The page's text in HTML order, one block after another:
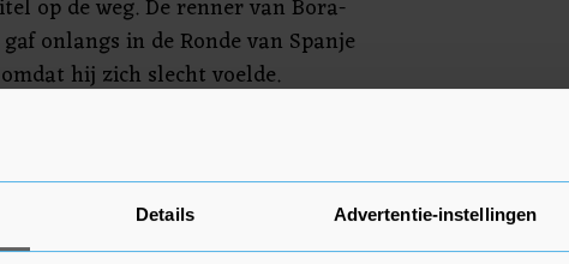
Details Advertentie-instellingen
op de weg. De renner van Bora-
onlangs in de Ronde van Spanje
hij zich slecht voelde.
niet aangewezen als de
ploeg in de wegrace. Die rol is
De wegrace bij de mannen,
is zondag.